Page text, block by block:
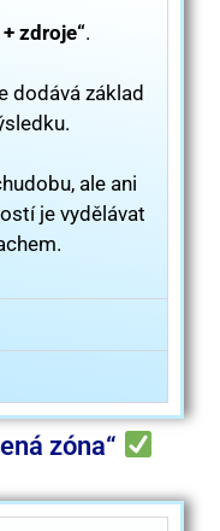
zdroje“.
dodává základ
ale ani
je vydělávat
zóna“